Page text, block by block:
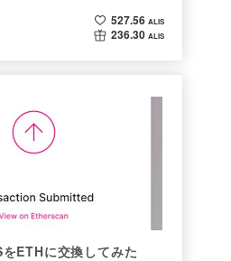
527.56 ALIS
236.30 ALIS
ETHに交換してみた